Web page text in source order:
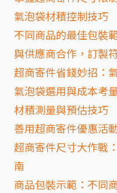
氣泡袋材積控制技巧
不同商品的最佳包裝
與供應商合作，訂製
超商寄件省錢妙招：
氣泡袋選用與成本考
材積測量與預估技巧
善用超商寄件優惠活
超商寄件尺寸大作戰
南
商品包裝示範：不同